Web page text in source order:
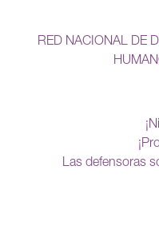
RED NACIONAL DE
Las defensoras